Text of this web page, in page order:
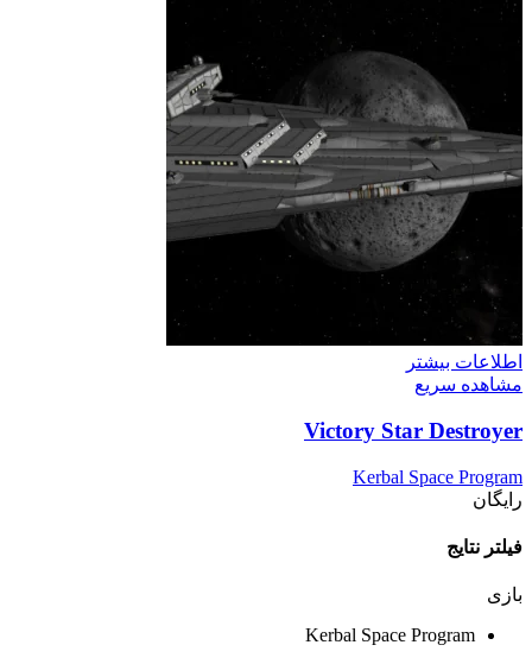
اطلاعات بیشتر
مشاهده سریع
Victory Star Destroyer
Kerbal Space Program
رایگان
فیلتر نتایج
بازی
Kerbal Space Program